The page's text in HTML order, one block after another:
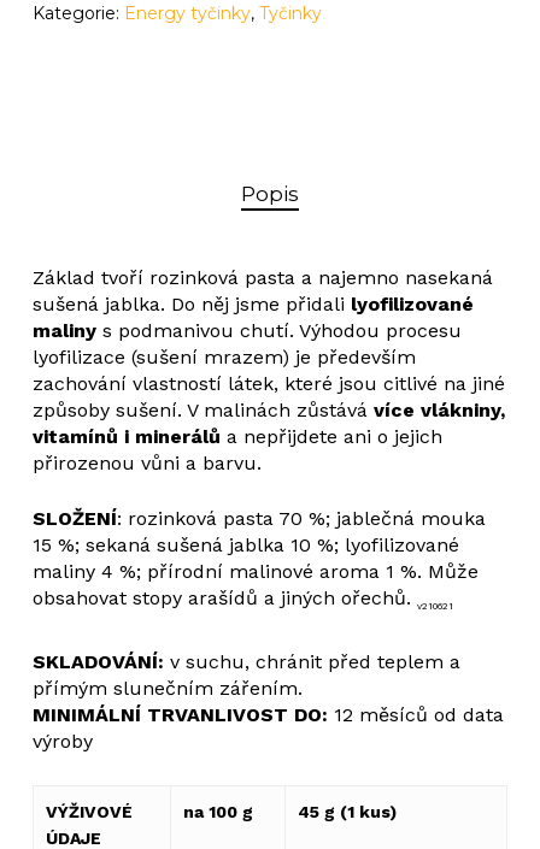
Kategorie: Energy tyčinky, Tyčinky
Popis
Základ tvoří rozinková pasta a najemno nasekaná
sušená jablka. Do něj jsme přidali lyofilizované
malinys podmanivou chutí. Výhodou procesu
lyofilizace (sušení mrazem) je především
zachování vlastností látek, které jsou citlivé na jiné
způsoby sušení. V malinách zůstává více vlákniny,
vitamínů i minerálů a nepřijdete ani o jejich
přirozenou vůni a barvu.
SLOŽENÍ: rozinková pasta 70 %; jablečná mouka
15 %; sekaná sušená jablka 10 %; lyofilizované
maliny 4 %; přírodní malinové aroma 1 %. Může
obsahovat stopy arašídů a jiných ořechů.
v210621
SKLADOVÁNÍ: v suchu, chránit před teplem a
přímým slunečním zářením.
MINIMÁLNÍ TRVANLIVOST DO: 12 měsíců od data
výroby
VÝŽIVOVÉ
ÚDAJE
na 100 g 45 g (1 kus)